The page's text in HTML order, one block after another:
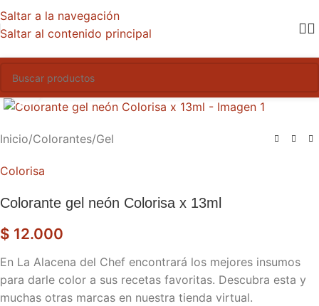
Saltar a la navegación
Saltar al contenido principal
Inicio/Colorantes/Gel
Colorisa
Colorante gel neón Colorisa x 13ml
$ 12.000
En La Alacena del Chef encontrará los mejores insumos
para darle color a sus recetas favoritas. Descubra esta y
muchas otras marcas en nuestra tienda virtual.